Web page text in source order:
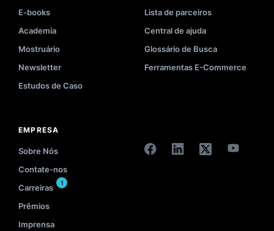
E-books
Lista de parceiros
Academia
Central de ajuda
Mostruário
Glossário de Busca
Newsletter
Ferramentas E-Commerce
Estudos de Caso
EMPRESA
Sobre Nós
Contate-nos
Carreiras
1
Prêmios
Imprensa